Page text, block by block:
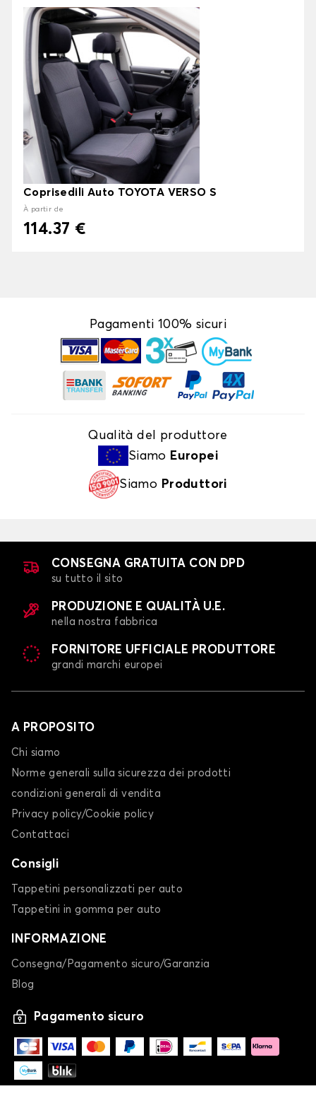
Coprisedili Auto TOYOTA VERSO S
À partir de
114.37 €
Pagamenti 100% sicuri
Qualità del produttore
Siamo Europei
Siamo Produttori
CONSEGNA GRATUITA CON DPD
su tutto il sito
PRODUZIONE E QUALITÀ U.E.
nella nostra fabbrica
FORNITORE UFFICIALE PRODUTTORE
grandi marchi europei
A PROPOSITO
Chi siamo
Norme generali sulla sicurezza dei prodotti
condizioni generali di vendita
Privacy policy/Cookie policy
Contattaci
Consigli
Tappetini personalizzati per auto
Tappetini in gomma per auto
INFORMAZIONE
Consegna/Pagamento sicuro/Garanzia
Blog
Pagamento sicuro